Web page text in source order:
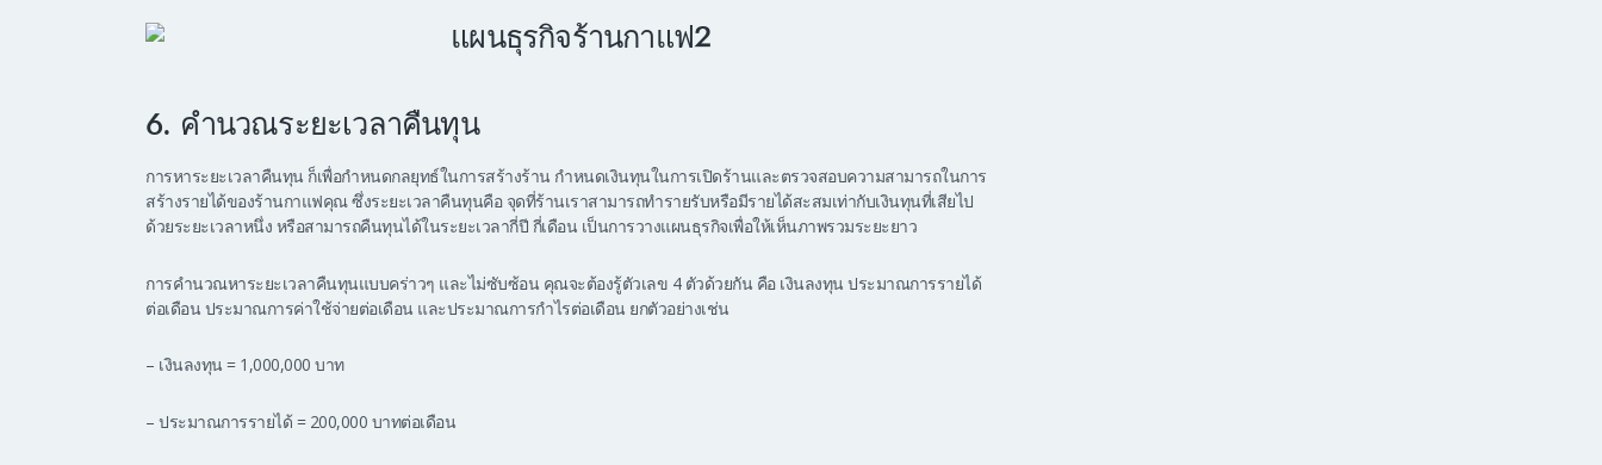
6. คำนวณระยะเวลาคืนทุน
การหาระยะเวลาคืนทุน ก็เพื่อกำหนดกลยุทธ์ในการสร้างร้าน กำหนดเงินทุนในการเปิดร้านและตรวจสอบความสามารถในการ
สร้างรายได้ของร้านกาแฟคุณ ซึ่งระยะเวลาคืนทุนคือ จุดที่ร้านเราสามารถทำรายรับหรือมีรายได้สะสมเท่ากับเงินทุนที่เสียไป
ด้วยระยะเวลาหนึ่ง หรือสามารถคืนทุนได้ในระยะเวลากี่ปี กี่เดือน เป็นการวางแผนธุรกิจเพื่อให้เห็นภาพรวมระยะยาว
การคำนวณหาระยะเวลาคืนทุนแบบคร่าวๆ และไม่ซับซ้อน คุณจะต้องรู้ตัวเลข 4 ตัวด้วยกัน คือ เงินลงทุน ประมาณการรายได้
ต่อเดือน ประมาณการค่าใช้จ่ายต่อเดือน และประมาณการกำไรต่อเดือน ยกตัวอย่างเช่น
– เงินลงทุน = 1,000,000 บาท
– ประมาณการรายได้ = 200,000 บาทต่อเดือน